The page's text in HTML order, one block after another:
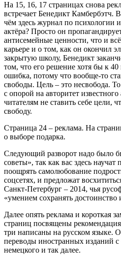
На 15, 16, 17 страницах снова
встречает Бенедикт Камбербэтч.
чём здесь журнал по психологии
актёра? Просто он
антисемейные ценности, что и
карьере и о том, как он окончил
закрытую школу, Бенедикт
том, что его решение хотя бы к 40
ошибка, потому что вообще-то
свободы. Цель – это несвобода.
с опорой на авторитет
читателям не ставить себе цели,
свободу.
Страница 24 – реклама. На
о выборе подарка.
Следующий разворот надо было
советы», так как вас здесь
поощрять самолюбование
соцсетях, и предложат
Санкт-Петербург – 2014, чья
«умением сохранять достоинство
Далее опять реклама и короткая
страниц посвящены
три написаны на русском языке.
переводы иностранных изданий с
немецкого и так далее.